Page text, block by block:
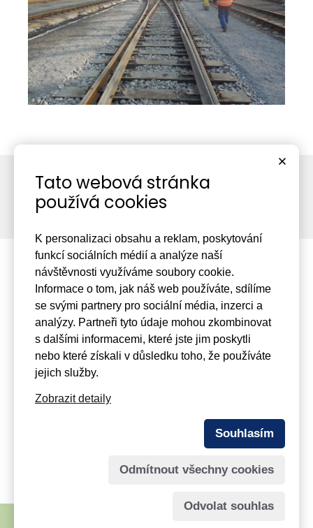
+420 475 201 349
Mařákova 3079/2, 400 01
Ústí nad Labem
- člen holdingu
Spravuje:
Tato webová stránka
používá cookies
K personalizaci obsahu a reklam, poskytování
funkcí sociálních médií a analýze naší
návštěvnosti využíváme soubory cookie.
Informace o tom, jak náš web používáte, sdílíme
se svými partnery pro sociální média, inzerci a
analýzy. Partneři tyto údaje mohou zkombinovat
s dalšími informacemi, které jste jim poskytli
nebo které získali v důsledku toho, že používáte
jejich služby.
Zobrazit detaily
Souhlasím
Odmítnout všechny cookies
Odvolat souhlas